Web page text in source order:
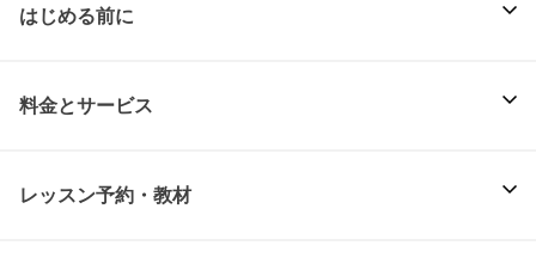
はじめる前に
料金とサービス
レッスン予約・教材